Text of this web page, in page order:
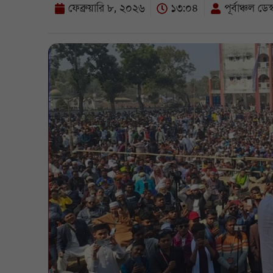
ফেব্রুয়ারি ৮, ২০২৬ ১৩:০৪ পূর্বাঞ্চল